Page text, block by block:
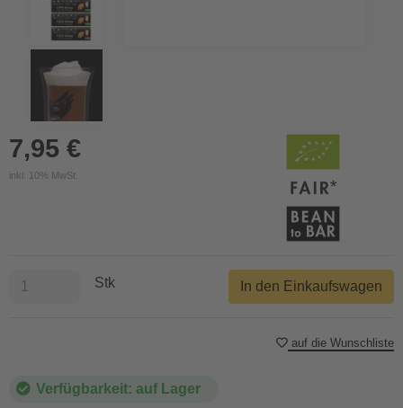
7,95 €
inkl. 10% MwSt.
Verfügbarkeit: auf Lager
Stk In den Einkaufswagen
auf die Wunschliste